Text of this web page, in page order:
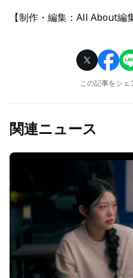
【制作・編集：All About編
この記事をシェ
関連ニュース